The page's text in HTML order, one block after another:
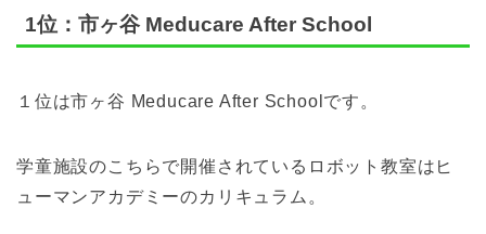
1位：市ヶ谷 Meducare After School
１位は市ヶ谷 Meducare After Schoolです。
学童施設のこちらで開催されているロボット教室はヒ
ューマンアカデミーのカリキュラム。